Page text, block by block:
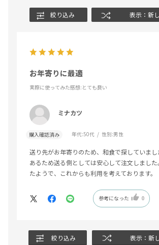
絞り込み 表示：新
お年寄りに最適
実際に使ってみた感想:とても良い
ミナカツ
購入確認済み 年代:50代 性別:男性
送り先がお年寄りのため、和食で探していま
あるため送る側としては安心して注文しました
たようで、これからも利用を考えております。
参考になった 0
絞り込み 表示：新